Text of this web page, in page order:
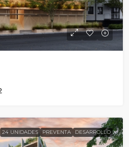
24 UNIDADES PREVENTA DESARROLLO